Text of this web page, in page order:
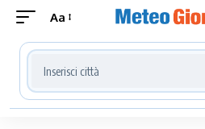
Aa
Cerca località meteo